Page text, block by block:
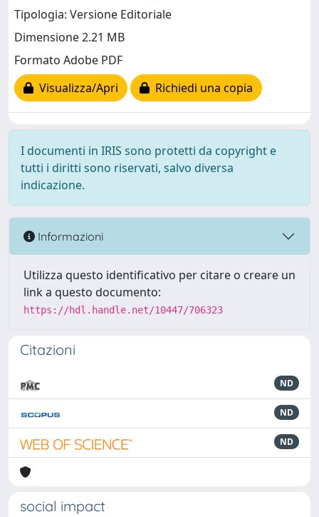
Tipologia: Versione Editoriale
Dimensione 2.21 MB
Formato Adobe PDF
Visualizza/Apri
Richiedi una copia
I documenti in IRIS sono protetti da copyright e
tutti i diritti sono riservati, salvo diversa
indicazione.
Informazioni
Utilizza questo identificativo per citare o creare un
link a questo documento:
https://hdl.handle.net/10447/706323
Citazioni
ND
ND
ND
social impact